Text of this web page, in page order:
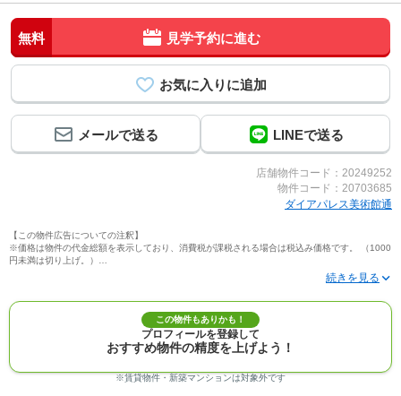
無料 見学予約に進む
メールで送る LINEで送る
店舗物件コード：20249252
物件コード：20703685
ダイアパレス美術館通
【この物件広告についての注釈】
※価格は物件の代金総額を表示しており、消費税が課税される場合は税込み価格です。 （1000
円未満は切り上げ。）
※写真に写っている、またはパース（絵）や間取り図に描かれている家具や車などは、特にコ
※建築条件付き土地価格には、建物価格は含まれません。
※物件情報は、原則として情報提供日の２日前に最終確認した情報です。
※完成予想図はいずれも外構、植栽、外観等実際のものとは多少異なることがあります。
※モデルルーム・モデルハウス・展示場・ショールームの画像の場合、今回販売の物件と異な
※ＣＧ合成の画像の場合、実際とは多少異なる場合があります。
※物件特徴：販売戸数が複数の物件は、全ての住戸に該当しない項目もあります。
この物件もありかも！
プロフィールを登録して
おすすめ物件の精度を上げよう！
※賃貸物件・新築マンションは対象外です